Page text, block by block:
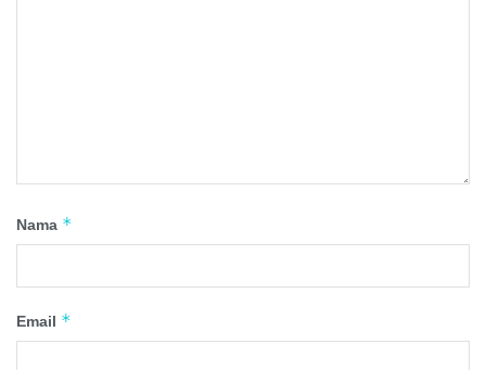
Nama *
Email *